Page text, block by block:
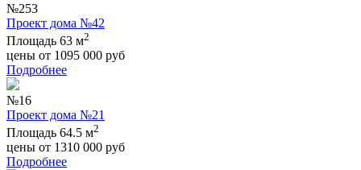
№253
Проект дома №42
Площадь 63 м2
цены от 1095 000 руб
Подробнее
№16
Проект дома №21
Площадь 64.5 м2
цены от 1310 000 руб
Подробнее